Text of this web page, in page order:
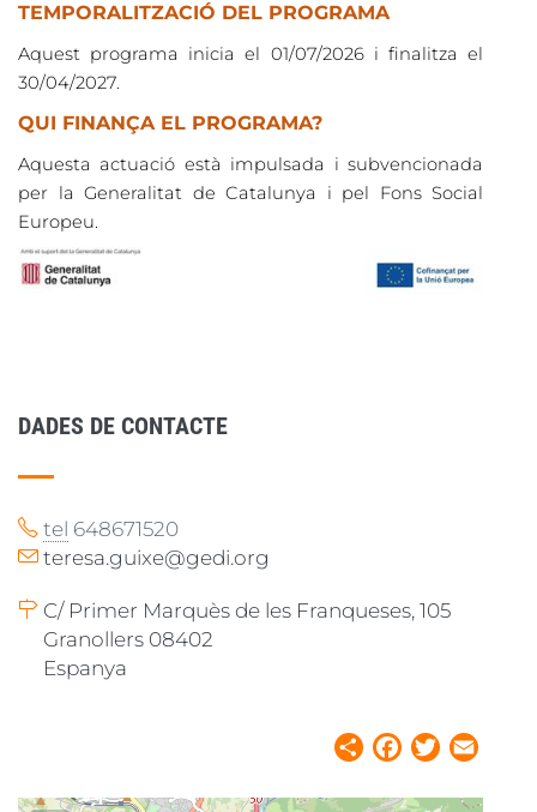
TEMPORALITZACIÓ DEL PROGRAMA
Aquest programa iniciael 01/07/2026 i finalitza el
30/04/2027.
QUI FINANÇA EL PROGRAMA?
Aquesta actuació està impulsada i subvencionada
per la Generalitat de Catalunya i pel Fons Social
Europeu.
DADES DE CONTACTE
tel 648671520
teresa.guixe@gedi.org
C/ Primer Marquès de les Franqueses, 105
Granollers 08402
Espanya
ShareFacebook
Twitter